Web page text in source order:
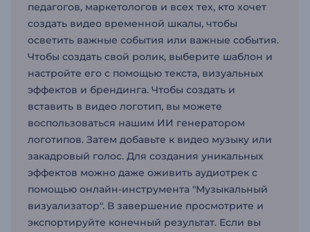
педагогов, маркетологов и всех тех, кто хочет
создать видео временной шкалы, чтобы
осветить важные события или важные события.
Чтобы создать свой ролик, выберите шаблон и
настройте его с помощью текста, визуальных
эффектов и брендинга. Чтобы создать и
вставить в видео логотип, вы можете
воспользоваться нашим ИИ генератором
логотипов. Затем добавьте к видео музыку или
закадровый голос. Для создания уникальных
эффектов можно даже оживить аудиотрек с
помощью онлайн-инструмента "Музыкальный
визуализатор". В завершение просмотрите и
экспортируйте конечный результат. Если вы